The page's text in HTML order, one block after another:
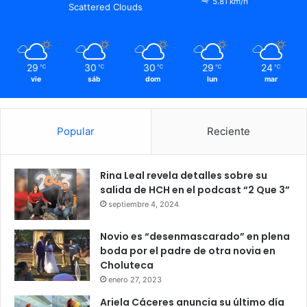
Scattered Clouds
29 ℃
vie
30 ℃
sáb
30 ℃
dom
29 ℃
lun
24 ℃
mar
Popular Reciente
Rina Leal revela detalles sobre su
salida de HCH en el podcast “2 Que 3”
septiembre 4, 2024
Novio es “desenmascarado” en plena
boda por el padre de otra novia en
Choluteca
enero 27, 2023
Ariela Cáceres anuncia su último día